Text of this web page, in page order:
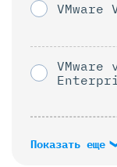
VMware
Показать еще